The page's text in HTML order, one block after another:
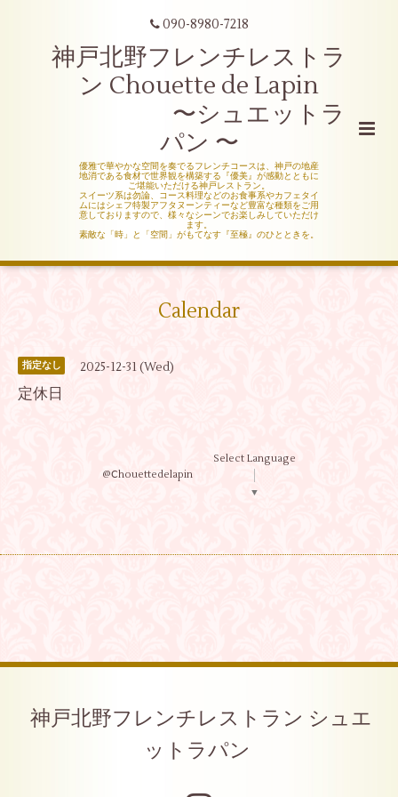
090-8980-7218
神戸北野フレンチレストラ
ン Chouette de Lapin
〜シュエットラ
パン 〜
優雅で華やかな空間を奏でるフレンチコースは、神戸の地産
地消である食材で世界観を構築する『優美』が感動とともに
ご堪能いただける神戸レストラン。
スイーツ系は勿論、コース料理などのお食事系やカフェタイ
ムにはシェフ特製アフタヌーンティーなど豊富な種類をご用
意しておりますので、様々なシーンでお楽しみしていただけ
ます。
素敵な「時」と「空間」がもてなす『至極』のひとときを。
Calendar
指定なし 2025-12-31 (Wed)
定休日
@Ⅽhouettedelapin
Select Language
▼
神戸北野フレンチレストラン シュエ
ットラパン